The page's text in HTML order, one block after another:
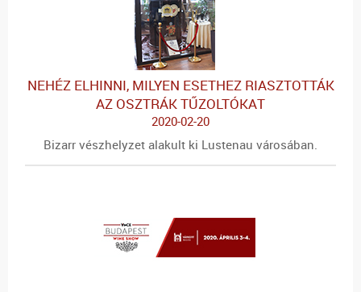
NEHÉZ ELHINNI, MILYEN ESETHEZ RIASZTOTTÁK
AZ OSZTRÁK TŰZOLTÓKAT
2020-02-20
Bizarr vészhelyzet alakult ki Lustenau városában.